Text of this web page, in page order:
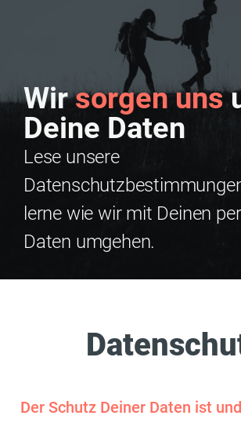
Wir sorgen uns
Deine Daten
Lese unsere
lerne wie wir mit Deinen
Daten umgehen.
Der Schutz Deiner Daten ist